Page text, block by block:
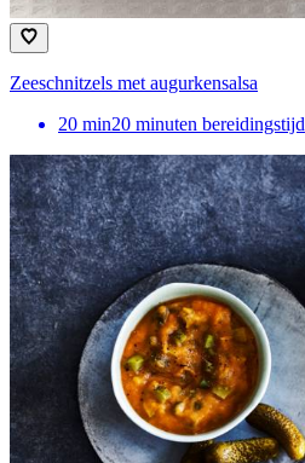
Zeeschnitzels met augurkensalsa
20 min20 minuten bereidingstijd